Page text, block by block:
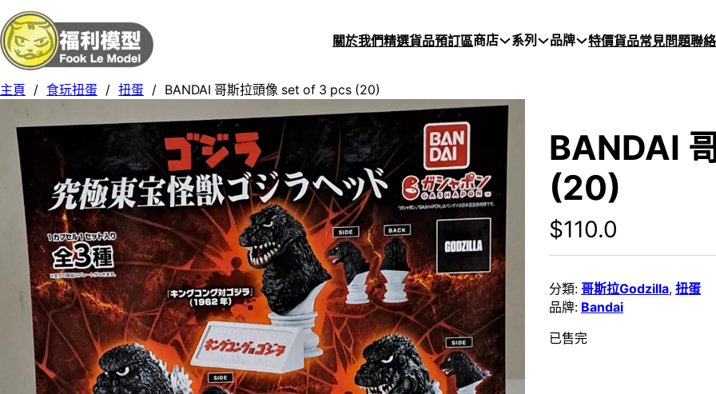
關於我們精選貨品預訂區商店 系列 品牌 特價貨品常見問題聯
主頁 / 食玩扭蛋 / 扭蛋 / BANDAI 哥斯拉頭像 set of 3 pcs (20)
BANDAI
(20)
$110.0
分類: 哥斯拉Godzilla, 扭蛋
品牌: Bandai
已售完